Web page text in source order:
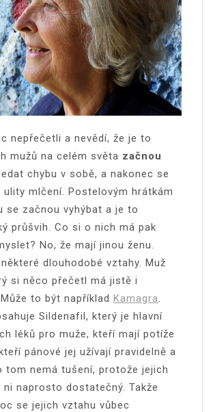
nepřečetli a nevědí, že je to
mužů na celém světa začnou
chybu v sobě, a nakonec se
mlčení. Postelovým hrátkám
se začnou vyhýbat a je to
průšvih. Co si o nich má pak
No, že mají jinou ženu.
dlouhodobé vztahy. Muž
si něco přečetl má jistě i
to být například Kamagra
Sildenafil, který je hlavní
léků pro muže, kteří mají potíže
pánové jej užívají pravidelně a
tom nemá tušení, protože jejich
ni naprosto dostatečný. Takže
se jejich vztahu vůbec